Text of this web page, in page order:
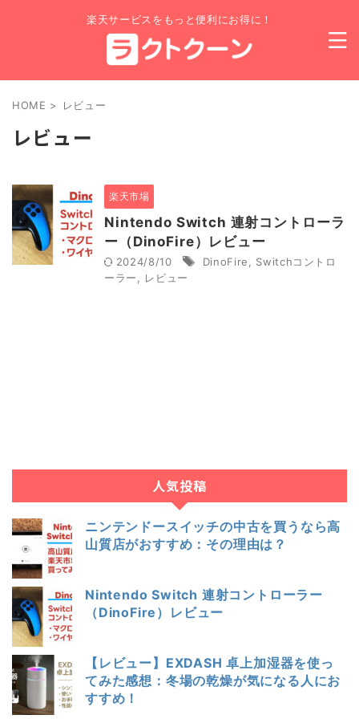
楽天サービスをもっと便利にお得に！
HOME > レビュー
レビュー
楽天市場
Nintendo Switch 連射コントローラ
ー（DinoFire）レビュー
2024/8/10 DinoFire
Switchコントロ
ーラー
レビュー
人気投稿
ニンテンドースイッチの中古を買うなら高
山質店がおすすめ：その理由は？
Nintendo Switch 連射コントローラー
（DinoFire）レビュー
【レビュー】EXDASH 卓上加湿器を使っ
てみた感想：冬場の乾燥が気になる人にお
すすめ！